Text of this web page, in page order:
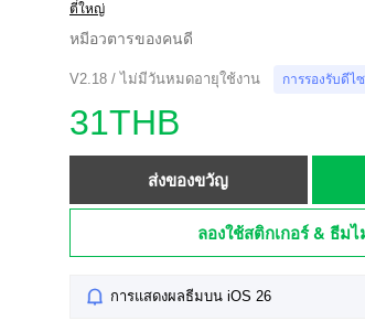
ตี๋ใหญ่
หมีอวตารของคนดี
V2.18 / ไม่มีวันหมดอายุใช้งาน การรองรับดีไ
31THB
ส่งของขวัญ
ลองใช้สติกเกอร์ & ธีม
การแสดงผลธีมบน iOS 26